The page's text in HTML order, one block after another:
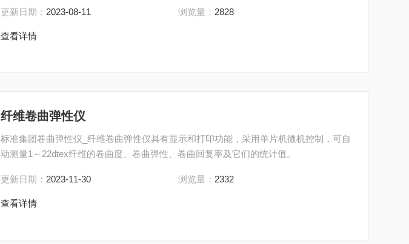
更新日期： 2023-08-11 浏览量： 2828
查看详情
纤维卷曲弹性仪
标准集团卷曲弹性仪_纤维卷曲弹性仪具有显示和打印功能，采用单片机微机控制，可自
动测量1～22dtex纤维的卷曲度、卷曲弹性、卷曲回复率及它们的统计值。
更新日期： 2023-11-30 浏览量： 2332
查看详情